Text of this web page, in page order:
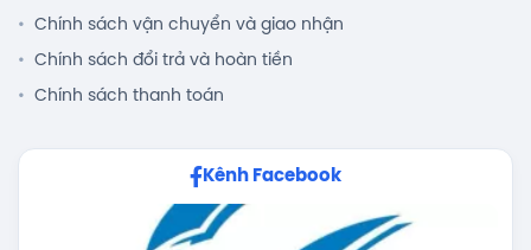
Chính sách vận chuyển và giao nhận
Chính sách đổi trả và hoàn tiền
Chính sách thanh toán
Kênh Facebook